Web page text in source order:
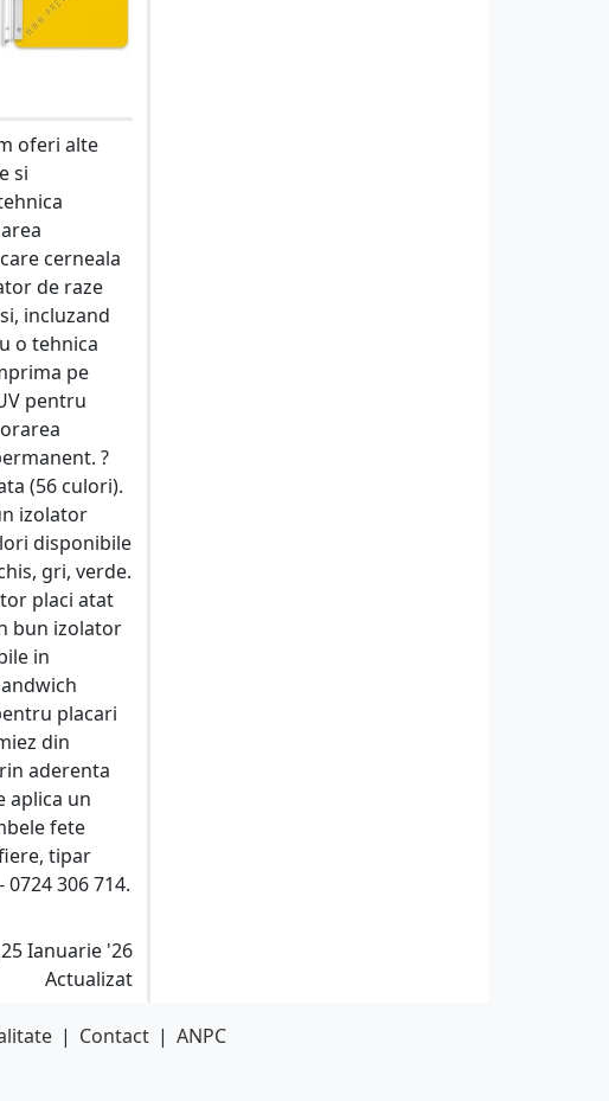
oferi alte
si
cerneala
de raze
incluzand
o tehnica
pe
pentru
?
(56 culori).
izolator
disponibile
gri, verde.
placi atat
bun izolator
in
placari
din
aderenta
aplica un
fete
tipar
306 714.
Ianuarie '26
Actualizat
| Contact | ANPC